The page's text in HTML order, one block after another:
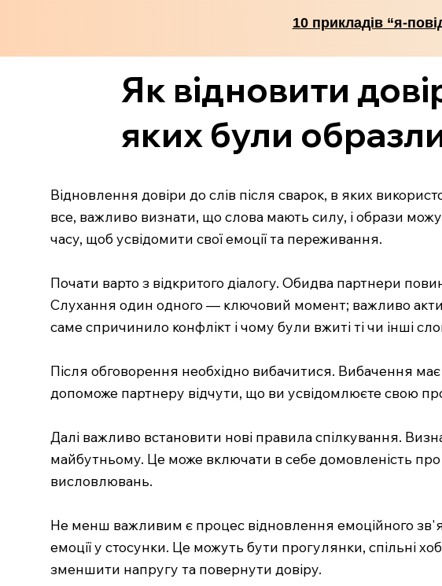
10 прикладів “я-
Як відновити
яких були
Відновлення довіри до слів після сварок, в яких
все, важливо визнати, що слова мають силу, і образи
часу, щоб усвідомити свої емоції та переживання.
Почати варто з відкритого діалогу. Обидва партнери
Слухання один одного — ключовий момент; важливо
саме спричинило конфлікт і чому були вжиті ті чи інші
Після обговорення необхідно вибачитися. Вибачення
допоможе партнеру відчути, що ви усвідомлюєте свою
Далі важливо встановити нові правила спілкування.
майбутньому. Це може включати в себе домовленість
висловлювань.
Не менш важливим є процес відновлення емоційного
емоції у стосунки. Це можуть бути прогулянки, спільні
зменшити напругу та повернути довіру.